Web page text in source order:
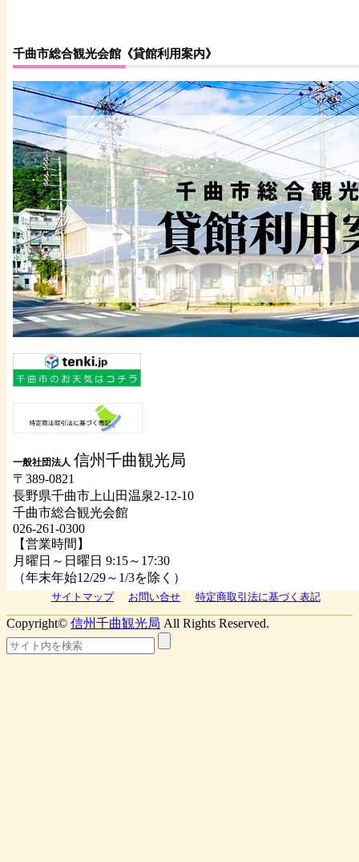
千曲市総合観光会館《貸館利用案内》
一般社団法人 信州千曲観光局
〒389-0821
長野県千曲市上山田温泉2-12-10
千曲市総合観光会館
026-261-0300
【営業時間】
月曜日～日曜日 9:15～17:30
（年末年始12/29～1/3を除く）
サイトマップ お問い合せ 特定商取引法に基づく表記
Copyright© 信州千曲観光局 All Rights Reserved.